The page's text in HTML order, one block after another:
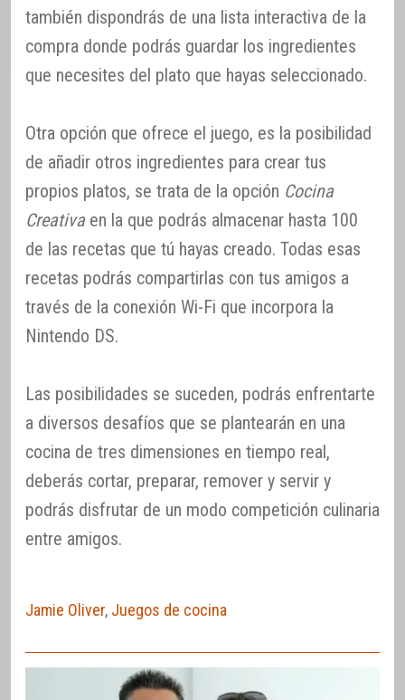
también dispondrás de una lista interactiva de la
compra donde podrás guardar los ingredientes
que necesites del plato que hayas seleccionado.
Otra opción que ofrece el juego, es la posibilidad
de añadir otros ingredientes para crear tus
propios platos, se trata de la opción Cocina
Creativaen la que podrás almacenar hasta 100
de las recetas que tú hayas creado. Todas esas
recetas podrás compartirlas con tus amigos a
través de la conexión Wi-Fi que incorpora la
Nintendo DS.
Las posibilidades se suceden, podrás enfrentarte
a diversos desafíos que se plantearán en una
cocina de tres dimensiones en tiempo real,
deberás cortar, preparar, remover y servir y
podrás disfrutar de un modo competición culinaria
entre amigos.
Jamie Oliver, Juegos de cocina